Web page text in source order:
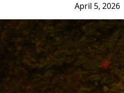
April 5, 2026